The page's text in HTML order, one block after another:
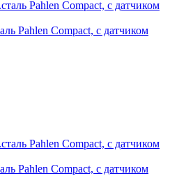
Pahlen Compact, с датчиком
Pahlen Compact, с датчиком